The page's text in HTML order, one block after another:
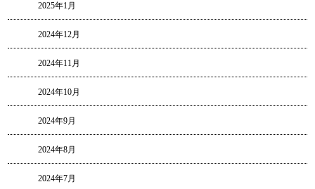
2025年1月
2024年12月
2024年11月
2024年10月
2024年9月
2024年8月
2024年7月